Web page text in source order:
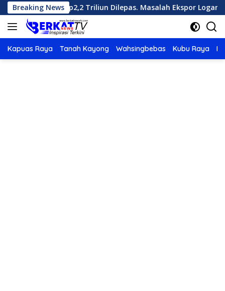
Langsung
ke
konten
Breaking News
Rp2,2 Triliun Dilepas. Masalah Ekspor Logam Tanah
Kapuas Raya Tanah Kayong Wahsingbebas Kubu Raya